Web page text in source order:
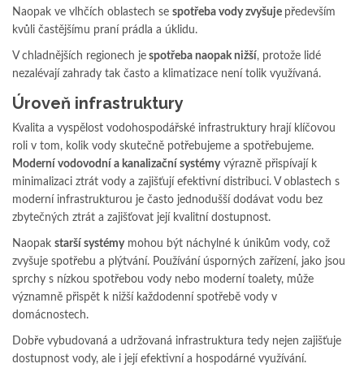
Naopak ve vlhčích oblastech se spotřeba vody zvyšuje především
kvůli častějšímu praní prádla a úklidu.
V chladnějších regionech je spotřeba naopak nižší, protože lidé
nezalévají zahrady tak často a klimatizace není tolik využívaná.
Úroveň infrastruktury
Kvalita a vyspělost vodohospodářské infrastruktury hrají klíčovou
roli v tom, kolik vody skutečně potřebujeme a spotřebujeme.
Moderní vodovodní a kanalizační systémyvýrazně přispívají k
minimalizaci ztrát vody a zajišťují efektivní distribuci. V oblastech s
moderní infrastrukturou je často jednodušší dodávat vodu bez
zbytečných ztrát a zajišťovat její kvalitní dostupnost.
Naopak starší systémymohou být náchylné k únikům vody, což
zvyšuje spotřebu a plýtvání. Používání úsporných zařízení, jako jsou
sprchy s nízkou spotřebou vody nebo moderní toalety, může
významně přispět k nižší každodenní spotřebě vody v
domácnostech.
Dobře vybudovaná a udržovaná infrastruktura tedy nejen zajišťuje
dostupnost vody, ale i její efektivní a hospodárné využívání.